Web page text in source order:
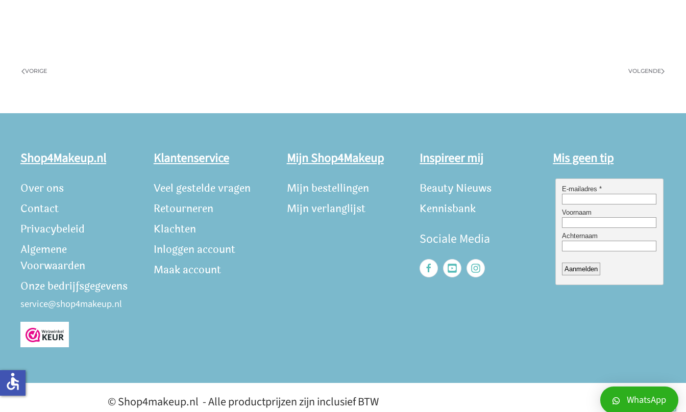
VORIGE VOLGENDE
Shop4Makeup.nl
Over ons
Contact
Privacybeleid
Algemene
Voorwaarden
Onze bedrijfsgegevens
service@shop4makeup.nl
Klantenservice
Veel gestelde vragen
Retourneren
Klachten
Inloggen account
Maak account
Mijn Shop4Makeup
Mijn bestellingen
Mijn verlanglijst
Inspireer mij
Beauty Nieuws
Kennisbank
Sociale Media
Mis geen tip
© Shop4makeup.nl - Alle productprijzen zijn inclusief BTW WhatsApp
accessible